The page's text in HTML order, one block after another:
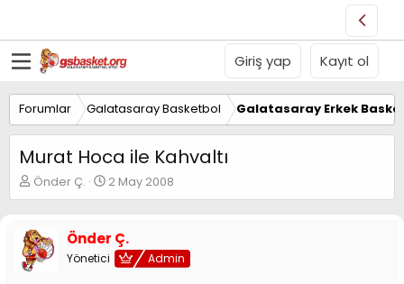
Giriş yap Kayıt ol
Forumlar Galatasaray Basketbol Galatasaray Erkek
Murat Hoca ile Kahvaltı
K
o
u
y
u
Önder Ç.
B
a
a
n
2 May 2008
Önder Ç.
Yönetici Admin